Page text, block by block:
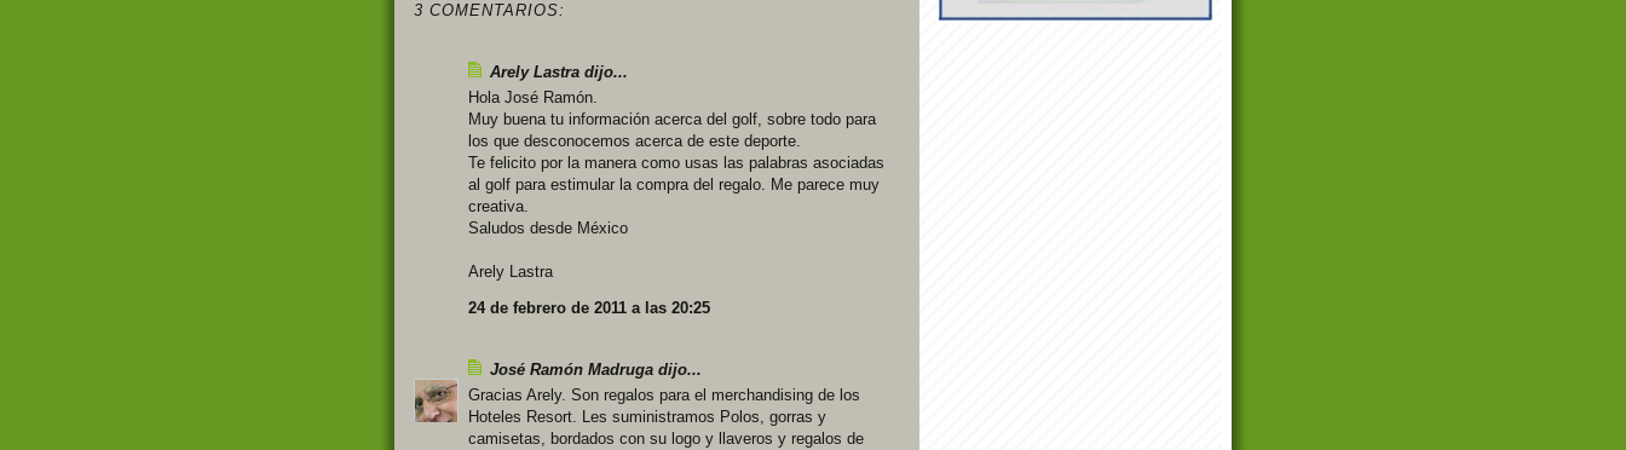
3 COMENTARIOS:
Arely Lastra dijo...
Hola José Ramón.
Muy buena tu información acerca del golf, sobre todo para
los que desconocemos acerca de este deporte.
Te felicito por la manera como usas las palabras asociadas
al golf para estimular la compra del regalo. Me parece muy
creativa.
Saludos desde México
Arely Lastra
24 de febrero de 2011 a las 20:25
José Ramón Madruga dijo...
Gracias Arely. Son regalos para el merchandising de los
Hoteles Resort. Les suministramos Polos, gorras y
camisetas, bordados con su logo y llaveros y regalos de